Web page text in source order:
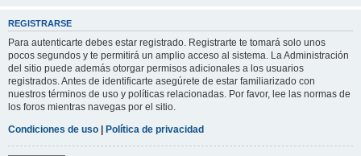
REGISTRARSE
Para autenticarte debes estar registrado. Registrarte te tomará solo unos
pocos segundos y te permitirá un amplio acceso al sistema. La Administración
del sitio puede además otorgar permisos adicionales a los usuarios
registrados. Antes de identificarte asegúrete de estar familiarizado con
nuestros términos de uso y políticas relacionadas. Por favor, lee las normas de
los foros mientras navegas por el sitio.
Condiciones de uso | Política de privacidad